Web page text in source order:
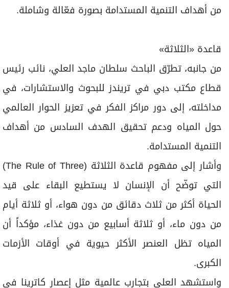
من أهداف التنمية المستدامة بصورة فعّالة وشاملة.
قاعدة «الثلاثة»
من جانبه، تطرّق الباحث سلطان ماجد العلي، نائب رئيس
قطاع مكتب دبي في تريندز للبحوث والاستشارات، في
مداخلته، إلى دور مراكز الفكر في تعزيز الحوار العالمي
حول المياه ودعم تحقيق الهدف السادس من أهداف
التنمية المستدامة.
وأشار إلى مفهوم قاعدة الثلاثة (The Rule of Three)
التي توضّح أن الإنسان لا يستطيع البقاء على قيد
الحياة أكثر من ثلاث دقائق من دون هواء، أو ثلاثة أيام
من دون ماء، أو ثلاثة أسابيع من دون غذاء، مؤكداً أن
المياه تظل العنصر الأكثر حيوية في أوقات الأزمات
الكبرى.
واستشهد العلي بتجارب عالمية مثل إعصار كاترينا في